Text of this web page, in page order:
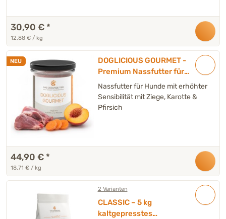
30,90 € *
12,88 € / kg
NEU
DOGLICIOUS GOURMET -
Premium Nassfutter für
Hunde mit Ziege, Karotte &
Pfirsich – 6 x 400 g
Nassfutter für Hunde mit erhöhter
Sensibilität mit Ziege, Karotte &
Pfirsich
44,90 € *
18,71 € / kg
2 Varianten
CLASSIC – 5 kg
kaltgepresstes